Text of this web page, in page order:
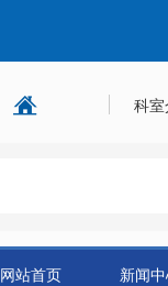
科
网站首页 新闻